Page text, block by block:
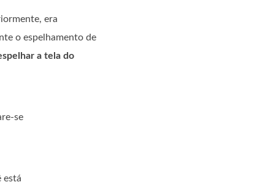
era
o espelhamento de
a tela do
se
está